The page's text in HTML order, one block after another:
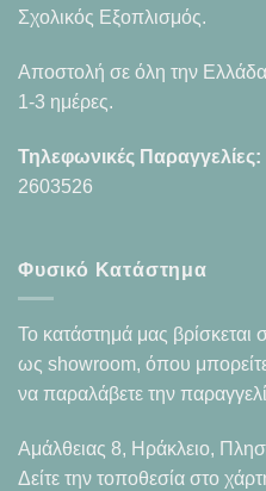
Σχολικός Εξοπλισμός.
Αποστολή σε όλη την
1-3 ημέρες.
Τηλεφωνικές Παραγγελίες:
2603526
Φυσικό Κατάστημα
Το κατάστημά μας βρίσκεται
ως showroom, όπου
να παραλάβετε την
Αμάλθειας 8, Ηράκλειο,
Δείτε την τοποθεσία στο